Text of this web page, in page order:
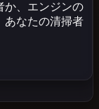
か、エンジンの
あなたの清掃者